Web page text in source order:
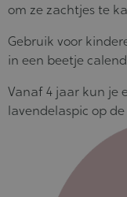
om ze zachtjes te
Gebruik voor
in een beetje
Vanaf 4 jaar kun je
lavendelaspic op